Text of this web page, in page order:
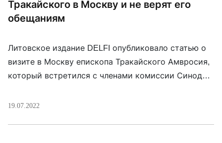
Тракайского в Москву и не верят его
обещаниям
Литовское издание DELFI опубликовало статью о
визите в Москву епископа Тракайского Амвросия,
который встретился с членами комиссии Синода
епархии, в том числе и с патриархом Кириллом.
19.07.2022